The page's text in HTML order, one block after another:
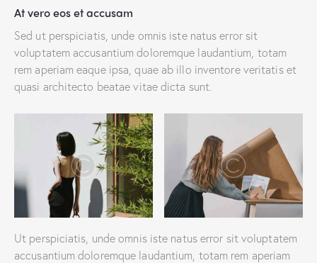
At vero eos et accusam
Sed ut perspiciatis, unde omnis iste natus error sit
voluptatem accusantium doloremque laudantium, totam
rem aperiam eaque ipsa, quae ab illo inventore veritatis et
quasi architecto beatae vitae dicta sunt.
Ut perspiciatis, unde omnis iste natus error sit voluptatem
accusantium doloremque laudantium, totam rem aperiam